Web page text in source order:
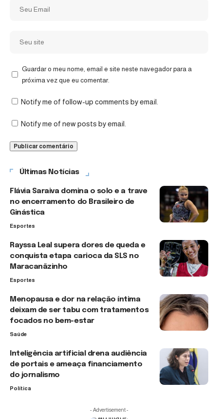
Guardar o meu nome, email e site neste navegador para a
próxima vez que eu comentar.
Notify me of follow-up comments by email.
Notify me of new posts by email.
Últimas Notícias
Flávia Saraiva domina o solo e a trave
no encerramento do Brasileiro de
Ginástica
Esportes
Rayssa Leal supera dores de queda e
conquista etapa carioca da SLS no
Maracanãzinho
Esportes
Menopausa e dor na relação íntima
deixam de ser tabu com tratamentos
focados no bem-estar
Saúde
Inteligência artificial drena audiência
de portais e ameaça financiamento
do jornalismo
Política
- Advertisement -